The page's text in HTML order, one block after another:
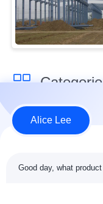
costruzione della
struttura d'acciaio
Alice Lee
Good day, what